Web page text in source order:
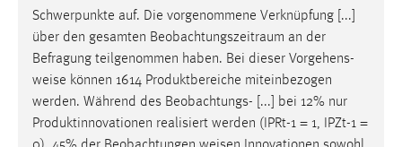
Schwerpunkte auf. Die vorgenommene Verknüpfung [...]
über den gesamten Beobachtungszeitraum an der
Befragung teilgenommen haben. Bei dieser Vorgehens-
weise können 1614 Produktbereiche miteinbezogen
werden. Während des Beobachtungs- [...] bei 12% nur
Produktinnovationen realisiert werden (IPRt-1 = 1, IPZt-1 =
Cookie Laufzeit:
Max. 13 Monate
MARKETING